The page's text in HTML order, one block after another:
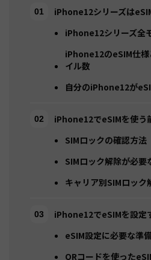
iPhone12シリーズは
iPhone12シリーズ全
iPhone12のeSIM仕
イル数
自分のiPhone12が
iPhone12でeSIMを使う
SIMロックの確認方法
SIMロック解除が必要
キャリア別SIMロック
iPhone12でeSIMを設定
eSIM設定に必要な準
QRコードを使った